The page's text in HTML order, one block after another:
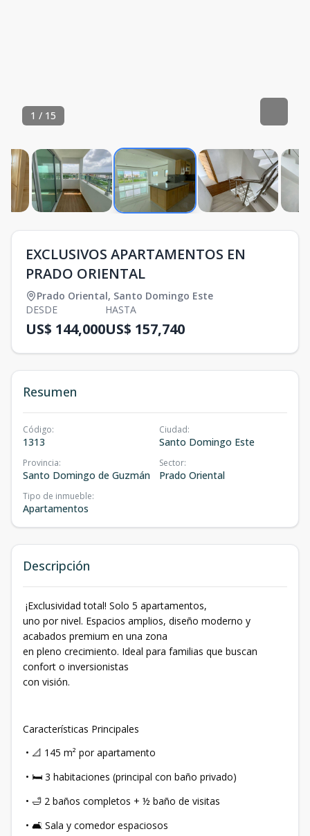
1 / 15
EXCLUSIVOS APARTAMENTOS EN
PRADO ORIENTAL
Prado Oriental, Santo Domingo Este
DESDE
US$ 144,000
HASTA
US$ 157,740
Resumen
Código:
1313
Ciudad:
Santo Domingo Este
Provincia:
Santo Domingo de Guzmán
Sector:
Prado Oriental
Tipo de inmueble:
Apartamentos
Descripción
¡Exclusividad total! Solo 5 apartamentos,
uno por nivel. Espacios amplios, diseño moderno y
acabados premium en una zona
en pleno crecimiento. Ideal para familias que buscan
confort o inversionistas
con visión.
Características Principales
• 📐 145 m² por apartamento
• 🛏 3 habitaciones (principal con baño privado)
• 🛁 2 baños completos + ½ baño de visitas
• 🛋 Sala y comedor espaciosos